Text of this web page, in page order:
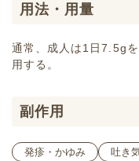
用法・用量
通常、成人は1日7.5g
用する。
副作用
発疹・かゆみ 吐き